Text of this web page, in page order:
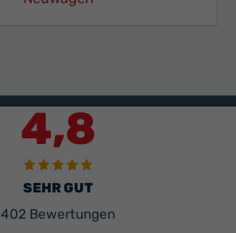
4,8
SEHR GUT
402 Bewertungen